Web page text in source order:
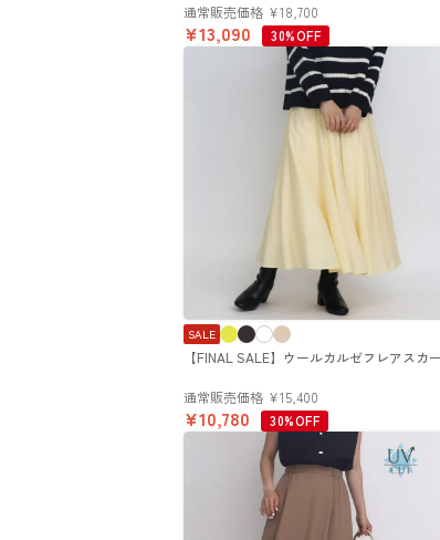
通常販売価格 ¥18,700
¥13,090 30%OFF
【FINAL SALE】ウールカルゼフレアスカ
SALE
通常販売価格 ¥15,400
¥10,780 30%OFF